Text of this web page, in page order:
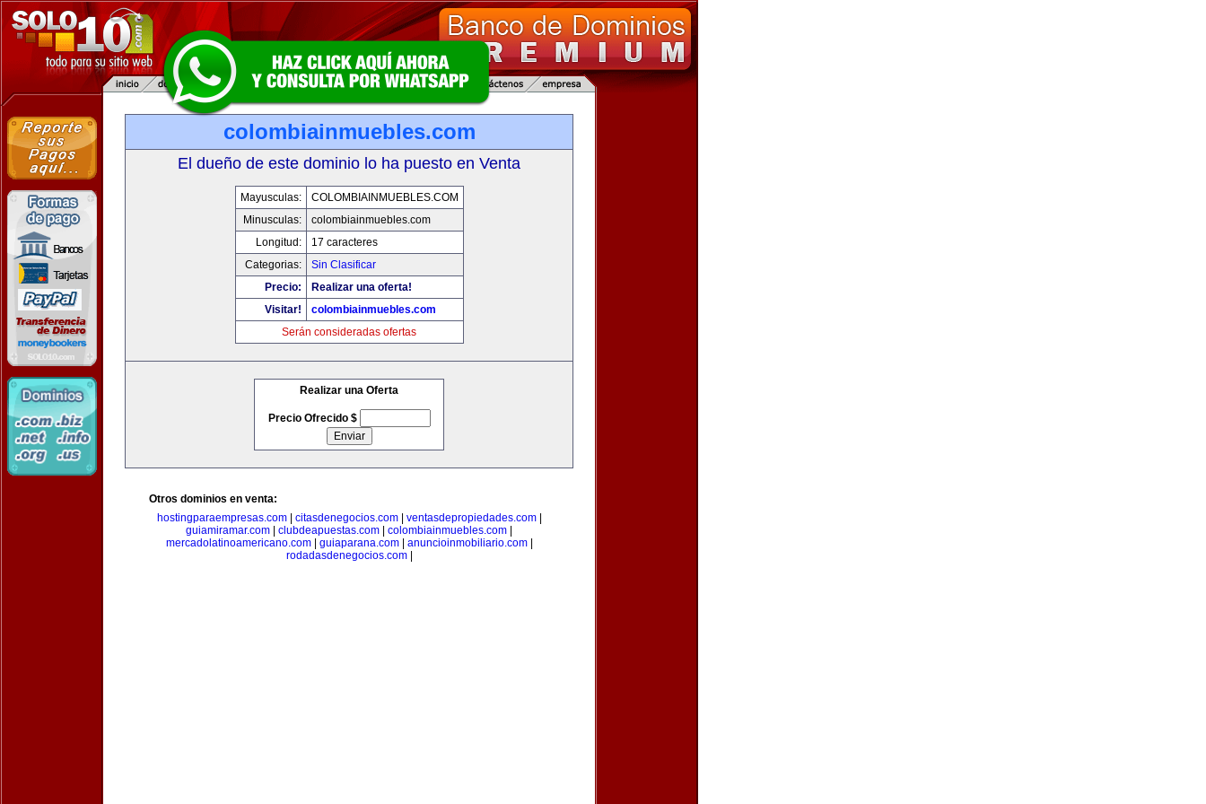
colombiainmuebles.com
El dueño de este dominio lo ha puesto en Venta
Mayusculas:
COLOMBIAINMUEBLES.COM
Minusculas:
colombiainmuebles.com
Longitud:
17 caracteres
Categorias:
Sin Clasificar
Precio:
Realizar una oferta!
Visitar!
colombiainmuebles.com
Serán consideradas ofertas
Realizar una Oferta
Precio Ofrecido $
Otros dominios en venta:
hostingparaempresas.com| citasdenegocios.com| ventasdepropiedades.com|
guiamiramar.com
clubdeapuestas.com colombiainmuebles.com
mercadolatinoamericano.com| guiaparana.com| anuncioinmobiliario.com|
rodadasdenegocios.com|